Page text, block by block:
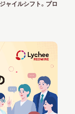
ャイルシフト。プロ